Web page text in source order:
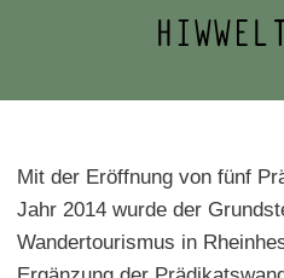
Mit der Eröffnung von fünf
Jahr 2014 wurde der
Wandertourismus in